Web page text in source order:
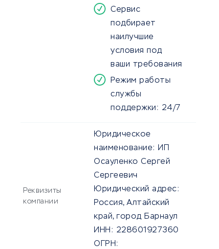
Сервис
подбирает
наилучшие
условия под
ваши требования
Режим работы
службы
поддержки: 24/7
Реквизиты
компании
Юридическое
наименование: ИП
Осауленко Сергей
Сергеевич
Юридический адрес:
Россия, Алтайский
край, город Барнаул
ИНН: 228601927360
ОГРН: